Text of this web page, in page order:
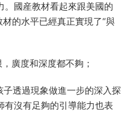
。國産教材看起來跟美國的
的水平已經真正實現了“與
廣度和深度都不夠；
透過現象做進一步的深入探
有沒有足夠的引導能力也表